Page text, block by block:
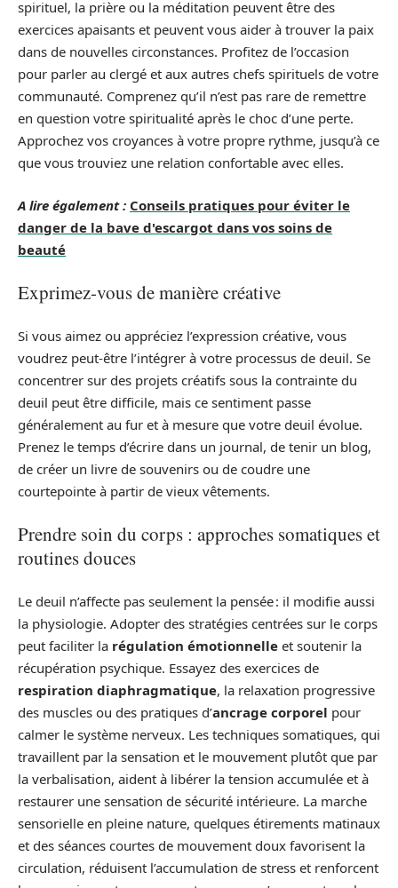
spirituel, la prière ou la méditation peuvent être des
exercices apaisants et peuvent vous aider à trouver la paix
dans de nouvelles circonstances. Profitez de l’occasion
pour parler au clergé et aux autres chefs spirituels de votre
communauté. Comprenez qu’il n’est pas rare de remettre
en question votre spiritualité après le choc d’une perte.
Approchez vos croyances à votre propre rythme, jusqu’à ce
que vous trouviez une relation confortable avec elles.
A lire également : Conseils pratiques pour éviter le
danger de la bave d'escargot dans vos soins de
beauté
Exprimez-vous de manière créative
Si vous aimez ou appréciez l’expression créative, vous
voudrez peut-être l’intégrer à votre processus de deuil. Se
concentrer sur des projets créatifs sous la contrainte du
deuil peut être difficile, mais ce sentiment passe
généralement au fur et à mesure que votre deuil évolue.
Prenez le temps d’écrire dans un journal, de tenir un blog,
de créer un livre de souvenirs ou de coudre une
courtepointe à partir de vieux vêtements.
Prendre soin du corps : approches somatiques et
routines douces
Le deuil n’affecte pas seulement la pensée : il modifie aussi
la physiologie. Adopter des stratégies centrées sur le corps
peut faciliter la régulation émotionnelle et soutenir la
récupération psychique. Essayez des exercices de
respiration diaphragmatique, la relaxation progressive
des muscles ou des pratiques d’ancrage corporel pour
calmer le système nerveux. Les techniques somatiques, qui
travaillent par la sensation et le mouvement plutôt que par
la verbalisation, aident à libérer la tension accumulée et à
restaurer une sensation de sécurité intérieure. La marche
sensorielle en pleine nature, quelques étirements matinaux
et des séances courtes de mouvement doux favorisent la
circulation, réduisent l’accumulation de stress et renforcent